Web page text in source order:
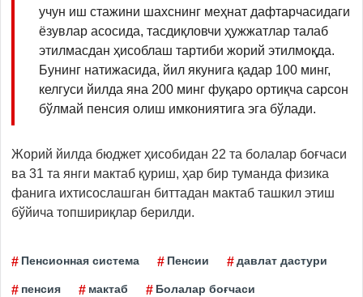
учун иш стажини шахснинг меҳнат дафтарчасидаги
ёзувлар асосида, тасдиқловчи ҳужжатлар талаб
этилмасдан ҳисоблаш тартиби жорий этилмоқда.
Бунинг натижасида, йил якунига қадар 100 минг,
келгуси йилда яна 200 минг фуқаро ортиқча сарсон
бўлмай пенсия олиш имкониятига эга бўлади.
Жорий йилда бюджет ҳисобидан 22 та болалар боғчаси
ва 31 та янги мактаб қуриш, ҳар бир туманда физика
фанига ихтисослашган биттадан мактаб ташкил этиш
бўйича топшириқлар берилди.
Пенсионная система Пенсии давлат дастури
пенсия мактаб Болалар боғчаси